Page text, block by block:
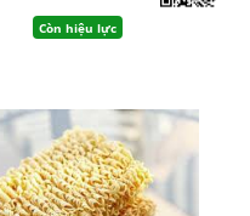
Còn hiệu lực